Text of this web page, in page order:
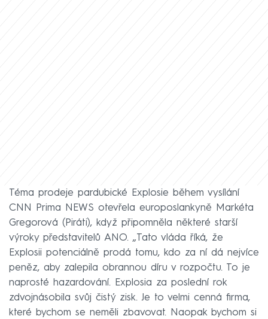
Téma prodeje pardubické Explosie během vysílání
CNN Prima NEWS otevřela europoslankyně Markéta
Gregorová (Piráti), když připomněla některé starší
výroky představitelů ANO. „Tato vláda říká, že
Explosii potenciálně prodá tomu, kdo za ní dá nejvíce
peněz, aby zalepila obrannou díru v rozpočtu. To je
naprosté hazardování. Explosia za poslední rok
zdvojnásobila svůj čistý zisk. Je to velmi cenná firma,
které bychom se neměli zbavovat. Naopak bychom si